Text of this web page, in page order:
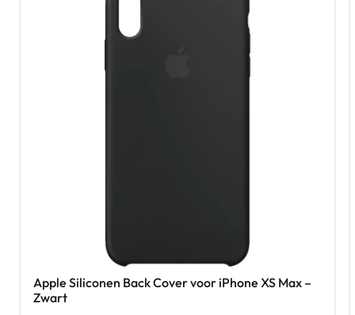
Apple Siliconen Back Cover voor iPhone XS Max –
Zwart